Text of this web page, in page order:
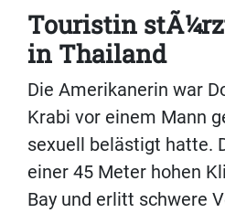
Touristin
in Thailand
Die Amerikanerin war
Krabi vor einem Mann
sexuell belästigt hatte.
einer 45 Meter hohen
Bay und erlitt schwere